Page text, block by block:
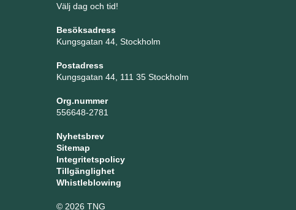
Välj dag och tid!
Besöksadress
Kungsgatan 44, Stockholm
Postadress
Kungsgatan 44, 111 35 Stockholm
Org.nummer
556648-2781
Nyhetsbrev
Sitemap
Integritetspolicy
Tillgänglighet
Whistleblowing
© 2026 TNG